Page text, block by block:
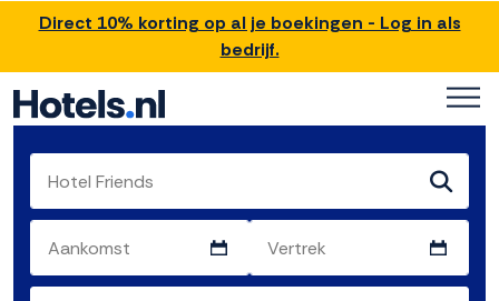
Direct 10% korting op al je boekingen - Log in als
bedrijf.